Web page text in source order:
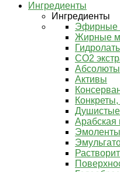
Ингредиенты
Ингредиенты
Эфирные
Жирные
СО2
Абсолюты
Активы
Эмоленты